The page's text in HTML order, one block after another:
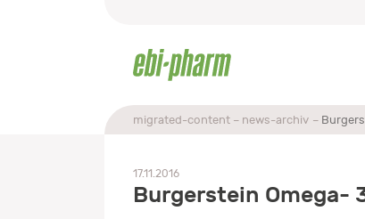
migrated-content news-archiv
17.11.2016
Burgerstein Omega-